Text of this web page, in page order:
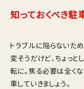
知っておくべき駐
トラブルに陥らないた
変そうだけど、ちょっ
転に。焦る必要は全く
車していきましょう。